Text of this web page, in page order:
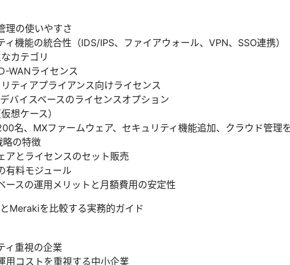
理の使いやすさ
ィ機能の統合性（IDS/IPS、ファイアウォール、VPN、SSO連携）
カテゴリ
WANライセンス
ティアプライアンス向けライセンス
バイスベースのライセンスオプション
想ケース）
名、MXファームウェア、セキュリティ機能追加、クラウド管理
の特徴
アとライセンスのセット販売
有料モジュール
ースの運用メリットと月額費用の安定性
Merakiを比較する実務的ガイド
ィ重視の企業
用コストを重視する中小企業